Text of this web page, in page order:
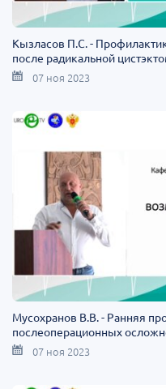
Кызласов П.С. -
после радикальной
07 ноя 2023
Мусохранов В.В. - Ранняя
послеоперационных
07 ноя 2023